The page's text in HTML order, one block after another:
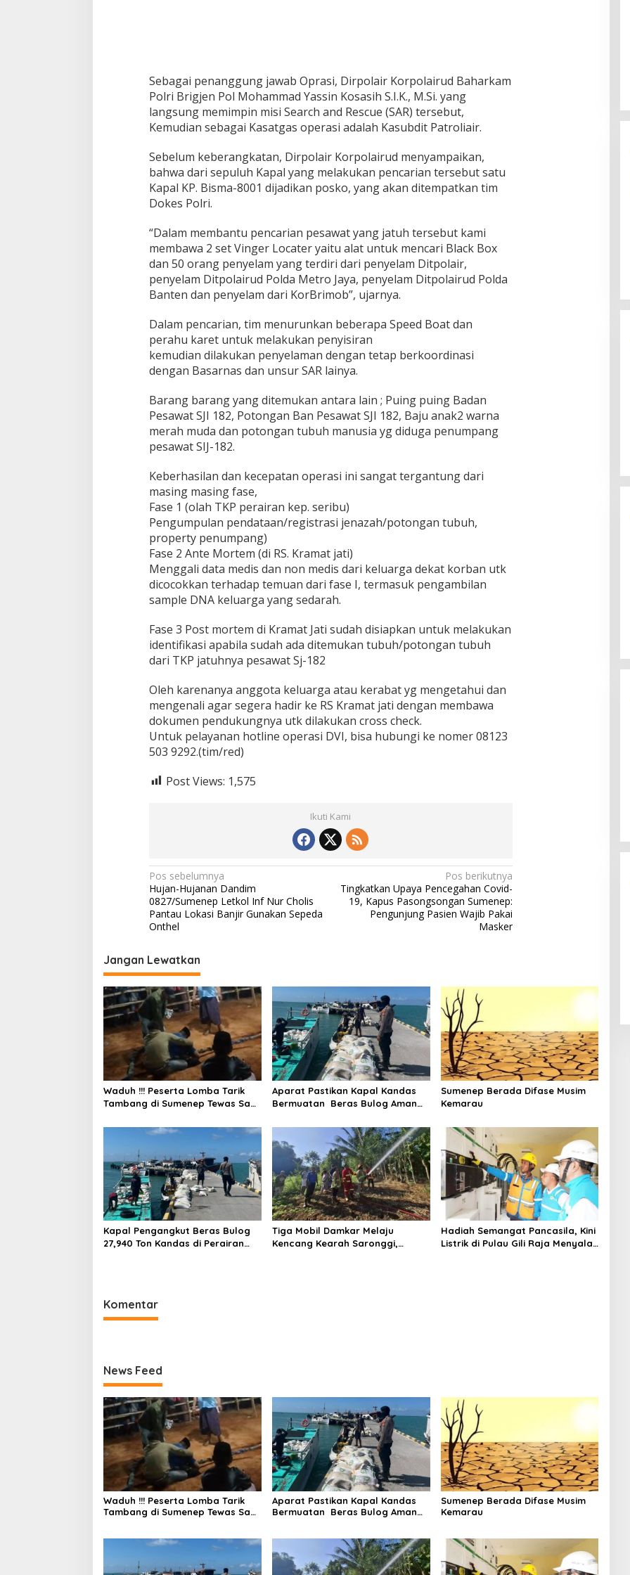
S
J
I
1
8
D
a
n
P
o
o
n
g
a
n
T
u
h
Sebagai penanggung jawab Oprasi, Dirpolair Korpolairud Baharkam
Polri Brigjen Pol Mohammad Yassin Kosasih S.I.K., M.Si. yang
langsung memimpin misi Search and Rescue (SAR) tersebut,
Kemudian sebagai Kasatgas operasi adalah Kasubdit Patroliair.
Sebelum keberangkatan, Dirpolair Korpolairud menyampaikan,
bahwa dari sepuluh Kapal yang melakukan pencarian tersebut satu
Kapal KP. Bisma-8001 dijadikan posko, yang akan ditempatkan tim
Dokes Polri.
“Dalam membantu pencarian pesawat yang jatuh tersebut kami
membawa 2 set Vinger Locater yaitu alat untuk mencari Black Box
dan 50 orang penyelam yang terdiri dari penyelam Ditpolair,
penyelam Ditpolairud Polda Metro Jaya, penyelam Ditpolairud Polda
Banten dan penyelam dari KorBrimob”, ujarnya.
Dalam pencarian, tim menurunkan beberapa Speed Boat dan
perahu karet untuk melakukan penyisiran
kemudian dilakukan penyelaman dengan tetap berkoordinasi
dengan Basarnas dan unsur SAR lainya.
Barang barang yang ditemukan antara lain ; Puing puing Badan
Pesawat SJI 182, Potongan Ban Pesawat SJI 182, Baju anak2 warna
merah muda dan potongan tubuh manusia yg diduga penumpang
pesawat SIJ-182.
Keberhasilan dan kecepatan operasi ini sangat tergantung dari
masing masing fase,
Fase 1 (olah TKP perairan kep. seribu)
Pengumpulan pendataan/registrasi jenazah/potongan tubuh,
property penumpang)
Fase 2 Ante Mortem (di RS. Kramat jati)
Menggali data medis dan non medis dari keluarga dekat korban utk
dicocokkan terhadap temuan dari fase I, termasuk pengambilan
sample DNA keluarga yang sedarah.
Fase 3 Post mortem di Kramat Jati sudah disiapkan untuk melakukan
identifikasi apabila sudah ada ditemukan tubuh/potongan tubuh
dari TKP jatuhnya pesawat Sj-182
Oleh karenanya anggota keluarga atau kerabat yg mengetahui dan
mengenali agar segera hadir ke RS Kramat jati dengan membawa
dokumen pendukungnya utk dilakukan cross check.
Untuk pelayanan hotline operasi DVI, bisa hubungi ke nomer 08123
503 9292.(tim/red)
Post Views: 1,575
Ikuti Kami
N
a
v
g
a
s
i
p
o
s
Pos sebelumnya
Hujan-Hujanan Dandim
0827/Sumenep Letkol Inf Nur Cholis
Pantau Lokasi Banjir Gunakan Sepeda
Onthel
Pos berikutnya
Tingkatkan Upaya Pencegahan Covid-
19, Kapus Pasongsongan Sumenep:
Pengunjung Pasien Wajib Pakai
Masker
Jangan Lewatkan
Waduh !!! Peserta Lomba Tarik
Tambang di Sumenep Tewas Saat
Aparat Pastikan Kapal Kandas
Bermuatan Beras Bulog Aman
Sumenep Berada Difase Musim
Kemarau
Kapal Pengangkut Beras Bulog
27,940 Ton Kandas di Perairan
Tiga Mobil Damkar Melaju
Kencang Kearah Saronggi,
Hadiah Semangat Pancasila, Kini
Listrik di Pulau Gili Raja Menyala
Komentar
News Feed
Waduh !!! Peserta Lomba Tarik
Tambang di Sumenep Tewas Saat
Aparat Pastikan Kapal Kandas
Bermuatan Beras Bulog Aman
Sumenep Berada Difase Musim
Kemarau
Ketua Komisi II DPR RI: Pilkada
Serentak 2024 Berjalan Lancar
dan Kondusif
Di Politik
Pemkab Sumenep Salurkan
Tunjangan Guru Ngaji, Bupati